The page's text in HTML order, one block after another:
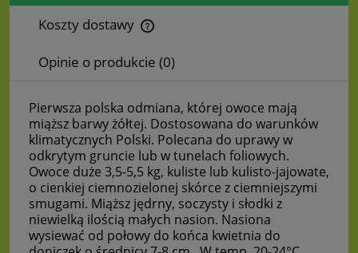
Koszty dostawy
Cena nie zawiera ewentualnych kosztów płatności
Opinie o produkcie (0)
Pierwsza polska odmiana, której owoce mają
miąższ barwy żółtej. Dostosowana do warunków
klimatycznych Polski. Polecana do uprawy w
odkrytym gruncie lub w tunelach foliowych.
Owoce duże 3,5-5,5 kg, kuliste lub kulisto-jajowate,
o cienkiej ciemnozielonej skórce z ciemniejszymi
smugami. Miąższ jędrny, soczysty i słodki z
niewielką ilością małych nasion. Nasiona
wysiewać od połowy do końca kwietnia do